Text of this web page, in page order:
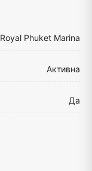
Royal Phuket Marina
Активна
Да